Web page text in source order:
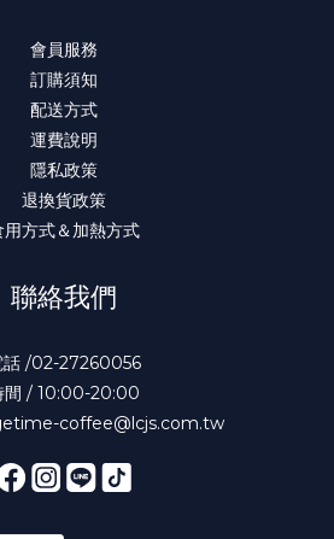
會員服務
訂購須知
配送方式
運費說明
隱私政策
退換貨政策
用方式＆加熱方式
聯絡我們
話 /02-27260056
間 / 10:00-20:00
coffee@lcjs.com.tw